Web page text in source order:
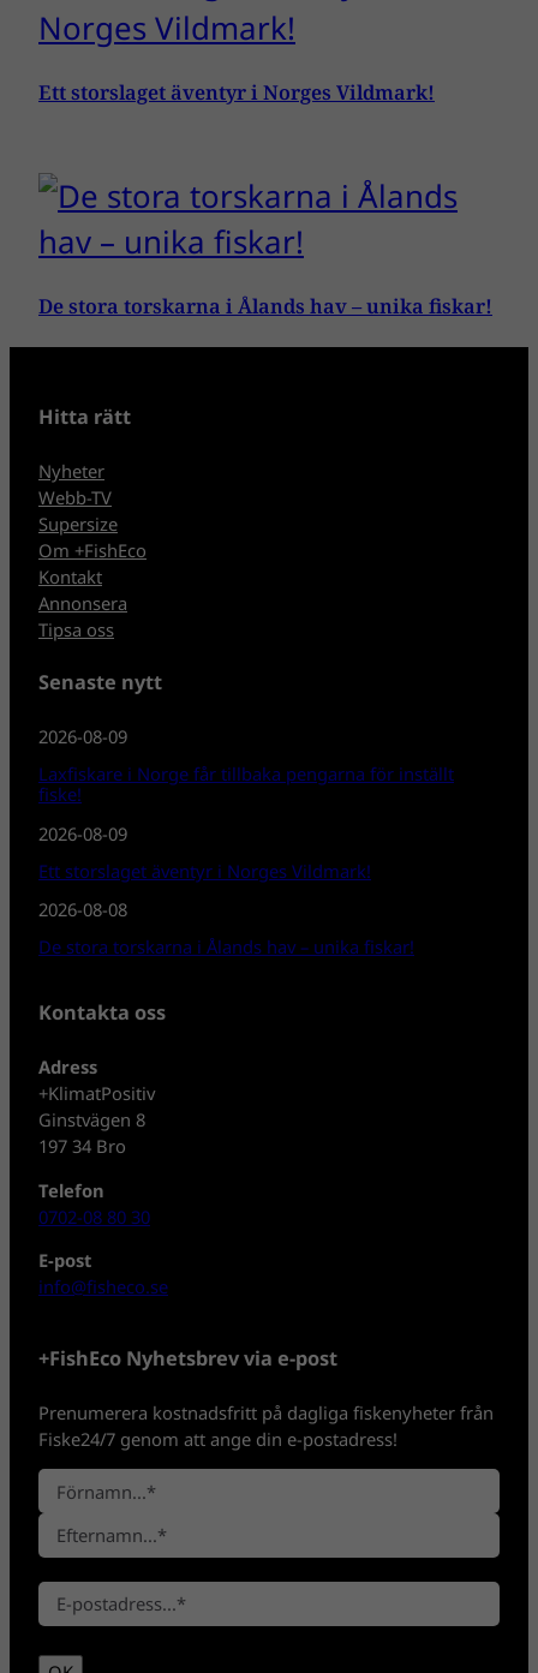
Ett storslaget äventyr i Norges Vildmark!
De stora torskarna i Ålands hav – unika fiskar!
Hitta rätt
Nyheter
Webb-TV
Supersize
Om +FishEco
Kontakt
Annonsera
Tipsa oss
Senaste nytt
2026-08-09
Laxfiskare i Norge får tillbaka pengarna för inställt
fiske!
2026-08-09
Ett storslaget äventyr i Norges Vildmark!
2026-08-08
De stora torskarna i Ålands hav – unika fiskar!
Kontakta oss
Adress
+KlimatPositiv
Ginstvägen 8
197 34 Bro
Telefon
0702-08 80 30
E-post
info@fisheco.se
+FishEco Nyhetsbrev via e-post
Prenumerera kostnadsfritt på dagliga fiskenyheter från
Fiske24/7 genom att ange din e-postadress!
N
a
n
*
F
ö
r
a
m
t
E
-